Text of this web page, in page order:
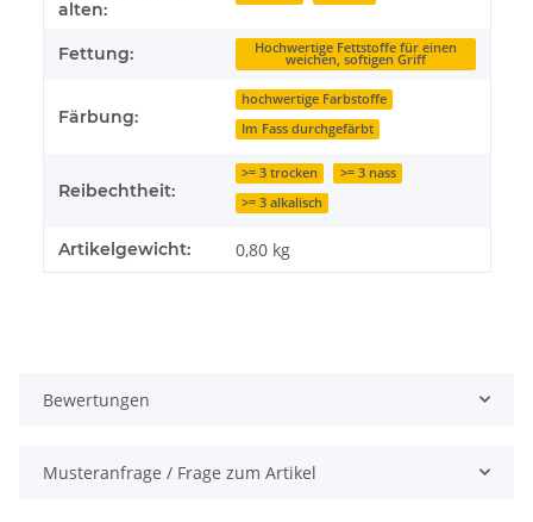
alten:
Fettung: Hochwertige Fettstoffe für einen
weichen, softigen Griff
Färbung:
hochwertige Farbstoffe
Im Fass durchgefärbt
Reibechtheit:
>= 3 trocken
>= 3 nass
>= 3 alkalisch
Artikelgewicht: 0,80 kg
Bewertungen
Musteranfrage / Frage zum Artikel